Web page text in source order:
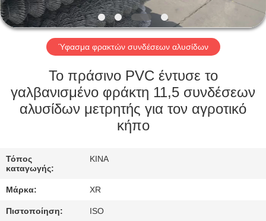
ΓΎΡΟΣ
ΕΡΓΟΣΤΑΣΊΩΝ
ΠΟΙΟΤΙΚΌΣ
ΈΛΕΓΧΟΣ
ΕΛΆΤΕ
ΣΕ
ΕΠΑΦΉ
Ύφασμα φρακτών συνδέσεων αλυσίδων
Το πράσινο PVC έντυσε το
γαλβανισμένο φράκτη 11,5 συνδέσεων
αλυσίδων μετρητής για τον αγροτικό
κήπο
Τόπος
καταγωγής:
ΚΙΝΑ
Μάρκα: XR
Πιστοποίηση: ISO